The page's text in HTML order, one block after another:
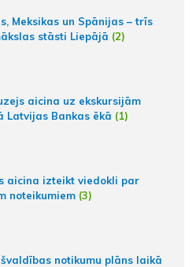
Meksikas un Spānijas – trīs
stāsti Liepājā (2)
aicina uz ekskursijām
Latvijas Bankas ēkā (1)
aicina izteikt viedokli par
noteikumiem (3)
notikumu plāns laikā